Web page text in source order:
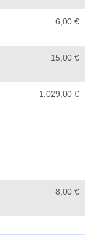
6,00 €
15,00 €
1.029,00 €
8,00 €